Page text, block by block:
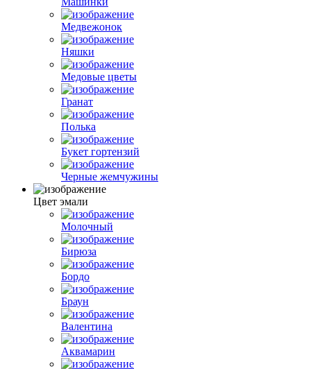
Медвежонок
Няшки
Медовые цветы
Гранат
Полька
Букет гортензий
Черные жемчужины
Цвет эмали
Молочный
Бирюза
Бордо
Браун
Валентина
Аквамарин